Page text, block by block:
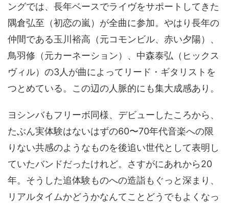
ングでは、長年ベースでライヴをサポートしてきた
隅倉弘至（初恋の嵐）が全曲に参加。やはり長年の
仲間である玉川裕高（元コモンビル、赤い夕陽）、
鳥羽修（元カーネーション）、中森泰弘（ヒックス
ヴィル）の3人が曲によってリード・ギタリストを
つとめている。この辺の人脈的にも集大成感あり。
ヨシンバもフリーボ同様、デビューしたころから、
たぶん実体験はないはずの60〜70年代音楽への限
りない共感のようなものを後追い世代として表明し
ていたバンドだったけれど。さすがにあれから20
年。そうした追体験ものへの造詣もぐっと深まり、
リアルタイムかどうかなんてことどうでもよくなっ